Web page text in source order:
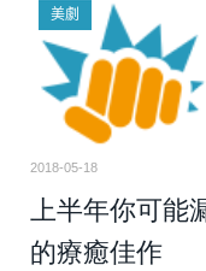
美劇
2018-05-18
上半年你可能
的療癒佳作